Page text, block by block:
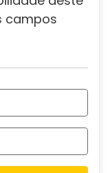
campos